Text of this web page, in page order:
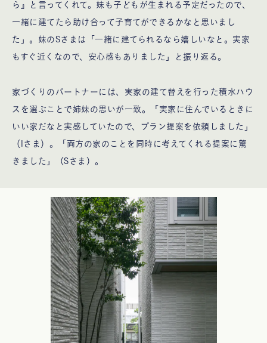
ら』と言ってくれて。妹も子どもが生まれる予定だったので、
一緒に建てたら助け合って子育てができるかなと思いまし
た」。妹のSさまは「一緒に建てられるなら嬉しいなと。実家
もすぐ近くなので、安心感もありました」と振り返る。
家づくりのパートナーには、実家の建て替えを行った積水ハウ
スを選ぶことで姉妹の思いが一致。「実家に住んでいるときに
いい家だなと実感していたので、プラン提案を依頼しました」
（Iさま）。「両方の家のことを同時に考えてくれる提案に驚
きました」（Sさま）。